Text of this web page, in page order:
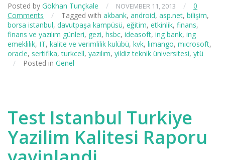
Posted by Gökhan Tunçkale / NOVEMBER 11, 2013 /
0
Comments
/ Tagged with akbank, android, asp.net, bilişim,
borsa istanbul, davutpaşa kampüsü, eğitim, etkinlik, finans,
finans ve yazılım günleri, gezi, hsbc, ideasoft, ing bank, ing
emeklilik, IT, kalite ve verimlilik kulübü, kvk, limango, microsoft,
oracle, sertifika, turkcell, yazılım, yildiz teknik üniversitesi, ytü
/
Posted in Genel
Test Istanbul Turkiye
Yazilim Kalitesi Raporu